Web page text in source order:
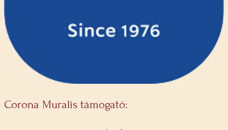
Corona Muralis támogató: